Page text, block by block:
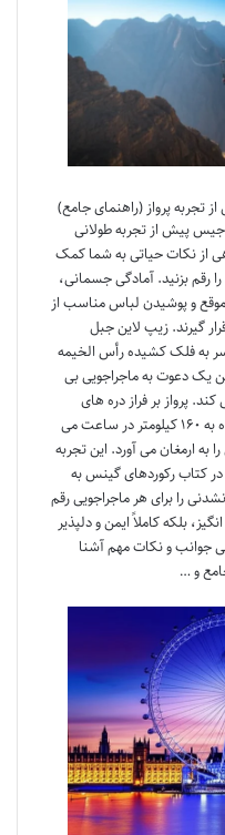
پیش از تجربه طولانی
از نکات حیاتی به شما کمک
رقم بزنید. آمادگی جسمانی،
و پوشیدن لباس مناسب از
گیرند. زیپ لاین جبل
به فلک کشیده رأس الخیمه
یک دعوت به ماجراجویی بی
پرواز بر فراز دره های
عمیق و قله های ناهموار، با سرعتی که گاه به ۱۶۰ کیلومتر در ساعت می
ارمغان می آورد. این تجربه
کتاب رکوردهای گینس به
را برای هر ماجراجویی رقم
بلکه کاملاً ایمن و دلپذیر
جوانب و نکات مهم آشنا
و …